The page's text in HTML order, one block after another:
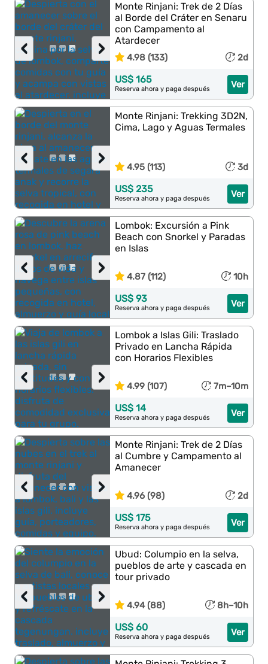
›
‹
Monte Rinjani: Trek de 2 Días
al Borde del Cráter en Senaru
con Campamento al
Atardecer
4.98 (133) 2d
Ver
US$ 165
Reserva ahora y paga después
›
‹
Monte Rinjani: Trekking 3D2N,
Cima, Lago y Aguas Termales
4.95 (113) 3d
Ver
US$ 235
Reserva ahora y paga después
›
‹
Lombok: Excursión a Pink
Beach con Snorkel y Paradas
en Islas
4.87 (112) 10h
Ver
US$ 93
Reserva ahora y paga después
›
‹
Lombok a Islas Gili: Traslado
Privado en Lancha Rápida
con Horarios Flexibles
4.99 (107) 7m–10m
Ver
US$ 14
Reserva ahora y paga después
›
‹
Monte Rinjani: Trek de 2 Días
al Cumbre y Campamento al
Amanecer
4.96 (98) 2d
Ver
US$ 175
Reserva ahora y paga después
›
‹
Ubud: Columpio en la selva,
pueblos de arte y cascada en
tour privado
4.94 (88) 8h–10h
Ver
US$ 60
Reserva ahora y paga después